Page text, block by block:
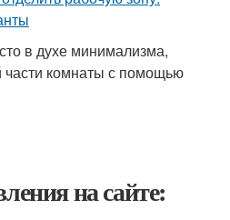
в духе минимализма,
части комнаты с помощью
на сайте: